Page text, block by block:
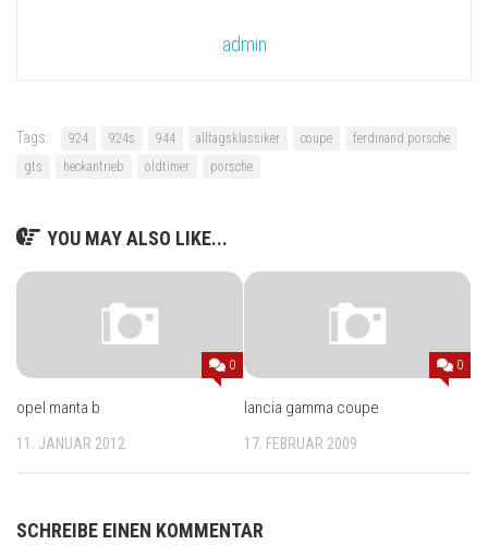
admin
Tags: 924 924s 944 alltagsklassiker coupe
ferdinand porsche
gts
heckantrieb oldtimer porsche
YOU MAY ALSO LIKE...
0
opel manta b
11. JANUAR 2012
0
lancia gamma coupe
17. FEBRUAR 2009
SCHREIBE EINEN KOMMENTAR